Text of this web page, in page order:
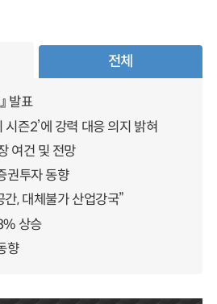
전체
발표
시즌2’에 강력 대응 의지 밝혀
여건 및 전망
권투자 동향
, 대체불가 산업강국”
상승
향